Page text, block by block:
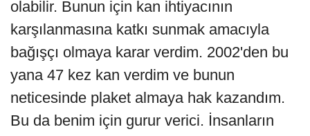
olabilir. Bunun için kan ihtiyacının
karşılanmasına katkı sunmak amacıyla
bağışçı olmaya karar verdim. 2002'den bu
yana 47 kez kan verdim ve bunun
neticesinde plaket almaya hak kazandım.
Bu da benim için gurur verici. İnsanların